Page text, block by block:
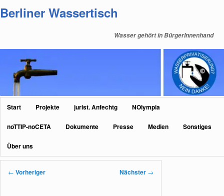
primären
Berliner Wassertisch
Wasser gehört in BürgerInnenhand
Hauptmenü
Start Projekte jurist. Anfechtg NOlympia
noTTIP-noCETA Dokumente Presse Medien Sonstiges
Über uns
Beitragsnavigation
← Vorheriger Nächster →